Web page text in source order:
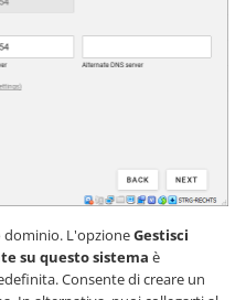
dominio. L'opzioneGestisci
su questo sistema è
Consente di creare un